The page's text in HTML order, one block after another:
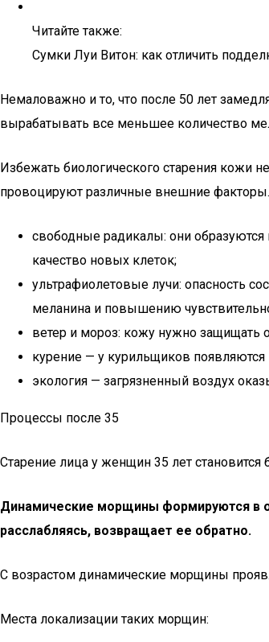
Читайте также:
Сумки Луи Витон: как отличить
Немаловажно и то, что после 50 лет
вырабатывать все меньшее количество
Избежать биологического старения кожи
провоцируют различные внешние
свободные радикалы: они образуются
качество новых клеток;
ультрафиолетовые лучи: опасность
меланина и повышению
ветер и мороз: кожу нужно защищать
курение — у курильщиков появляются
экология — загрязненный воздух
Процессы после 35
Старение лица у женщин 35 лет
Динамические морщины формируются в
расслабляясь, возвращает ее обратно.
С возрастом динамические морщины
Места локализации таких морщин: